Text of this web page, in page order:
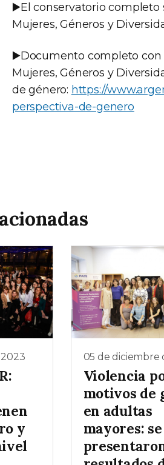
▶️El conservatorio completo
Mujeres, Géneros y
▶️Documento completo con
Mujeres, Géneros y
de género: https://
perspectiva-de-genero
y
05 de diciembre
Violencia
motivos de
en adultas
mayores: se